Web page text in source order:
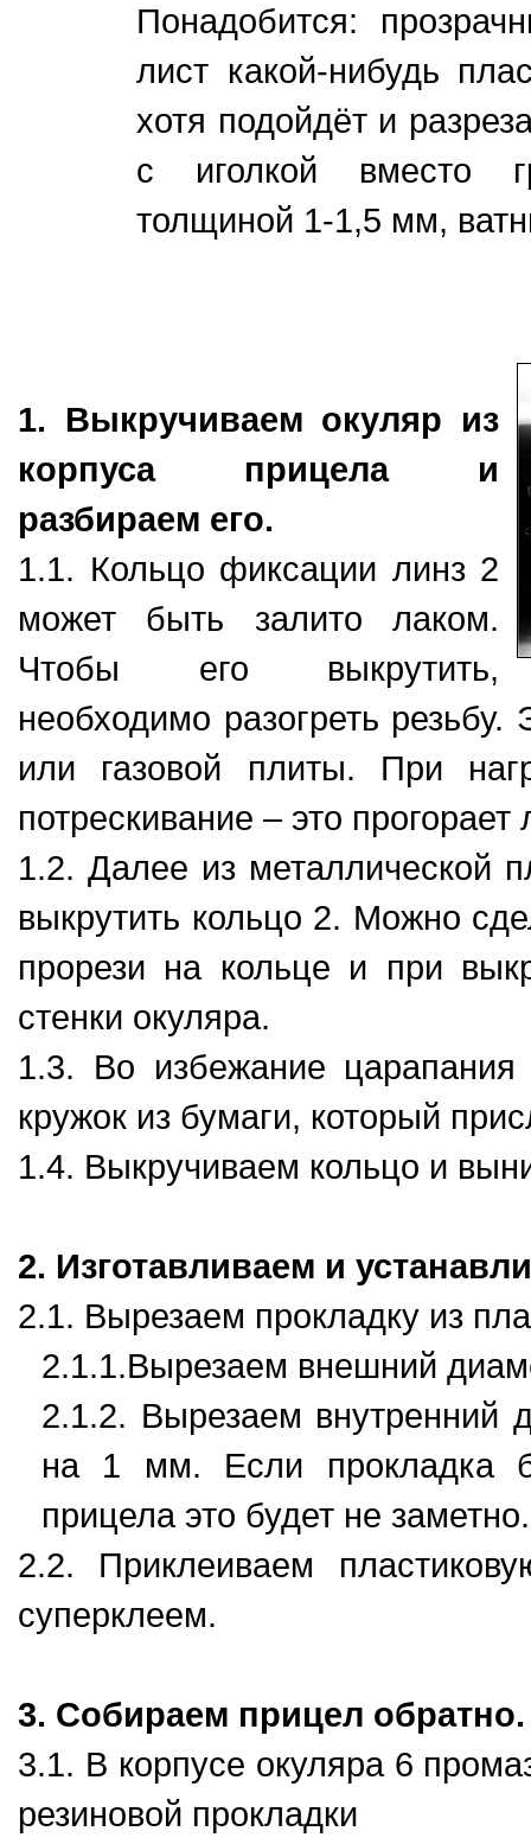
Понадобится:
лист какой-нибудь
хотя подойдёт и
с иголкой вместо
толщиной 1-1,5 мм,
1. Выкручиваем окуляр из
корпуса прицела и
разбираем его.
1.1. Кольцо фиксации линз 2
может быть залито лаком.
Чтобы его выкрутить,
необходимо разогреть
или газовой плиты. При
потрескивание – это прогорает
1.2. Далее из металлической
выкрутить кольцо 2. Можно
прорези на кольце и при
стенки окуляра.
1.3. Во избежание
кружок из бумаги, который
1.4. Выкручиваем кольцо и
2. Изготавливаем и
2.1. Вырезаем прокладку из
2.1.1.Вырезаем внешний
2.1.2. Вырезаем внутренний
на 1 мм. Если прокладка
прицела это будет не заметно.
2.2. Приклеиваем
суперклеем.
3. Собираем прицел обратно.
3.1. В корпусе окуляра 6
резиновой прокладки